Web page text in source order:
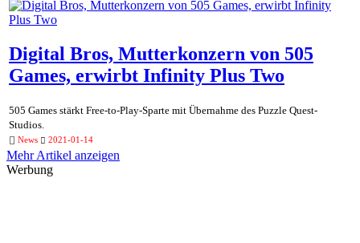
Digital Bros, Mutterkonzern von 505
Games, erwirbt Infinity Plus Two
505 Games stärkt Free-to-Play-Sparte mit Übernahme des Puzzle Quest-
Studios.
News 2021-01-14
Mehr Artikel anzeigen
Werbung